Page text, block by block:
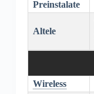
Preinstalate
Altele
Wireless